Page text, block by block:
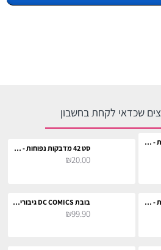
שכדאי לקחת בחשבון
סט 42 מדבקות נפוחות - הוגוורטס
סט 42 מדבקות נפוחות - הוני דיוקס
₪20.00
סט 42 מדבקות נפוחות - מג׳יקל מוטורס בובת DC COMICS גיבורי על 27 ס"מ
₪99.90